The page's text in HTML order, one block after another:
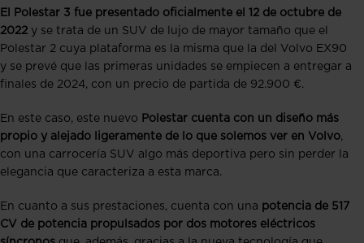
El Polestar 3 fue presentado oficialmente el 12 de octubre de
2022 y se trata de un SUV de lujo de mayor tamaño que el
Polestar 2 cuya plataforma es la misma que la del Volvo EX90
y se prevé que las primeras unidades se empiecen a entregar a
finales de 2024, con un precio de partida de 92.900 €.
En este caso, este nuevo Polestar cuenta con un diseño más
propio y alejado ligeramente de lo que solemos ver en Volvo,
con una carrocería SUV algo más deportiva pero sin perder la
elegancia que caracteriza a esta marca.
En cuanto a sus prestaciones, cuenta con una potencia de 517
CV de potencia propulsados por dos motores eléctricos